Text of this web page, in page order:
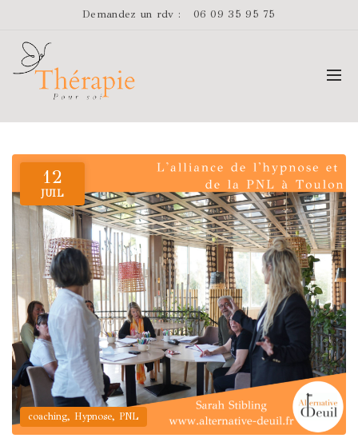
Demandez un rdv : 06 09 35 95 75
12
JUIL
coaching, Hypnose, PNL